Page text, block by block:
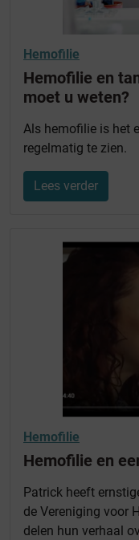
Hemofilie
Hemofilie en
moet u weten?
Als hemofilie is het
regelmatig te zien.
Lees verder
Hemofilie
Hemofilie en
Patrick heeft
de Vereniging voor
delen hun verhaal